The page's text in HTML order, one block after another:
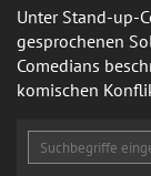
Unter Stand-up-
gesprochenen
Comedians
komischen